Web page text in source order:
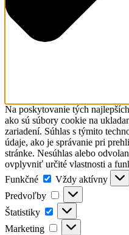
Na poskytovanie tých
ako sú súbory cookie na
zariadení. Súhlas s týmito
údaje, ako je správanie pri
stránke. Nesúhlas alebo
ovplyvniť určité vlastnosti a
Funkčné
Funkčné
Vždy aktívny
Predvoľby
Predvoľby
Štatistiky Štatistiky
Marketing Marketing